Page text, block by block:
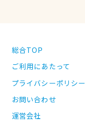
総合TOP
ご利用にあたって
プライバシーポリシー
お問い合わせ
運営会社